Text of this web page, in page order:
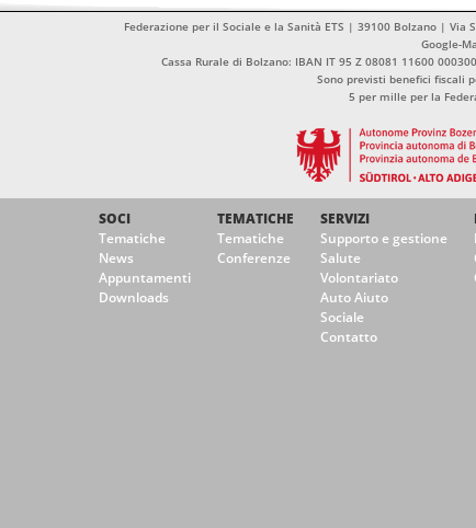
Federazione per il Sociale e la Sanità ETS | 39100 Bolzano |
Google-
Cassa Rurale di Bolzano: IBAN IT 95 Z 08081 11600
Sono previsti benefici fiscali
5 per mille per la
SOCI
Tematiche
News
Appuntamenti
Downloads
TEMATICHE
Tematiche
Conferenze
SERVIZI
Supporto e gestione
Salute
Volontariato
Auto Aiuto
Sociale
Contatto